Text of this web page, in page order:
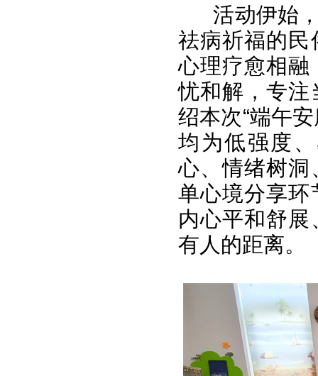
活动伊始
祛病祈福的民
心理疗愈相融
忧和解，专注
绍本次“端午
均为低强度
心、情绪树洞
单心境分享环
内心平和舒
有人的距离。